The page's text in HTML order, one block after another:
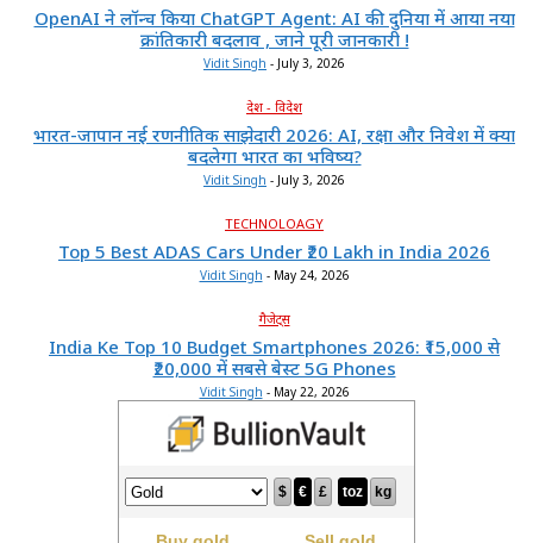
OpenAI ने लॉन्च किया ChatGPT Agent: AI की दुनिया में आया नया
क्रांतिकारी बदलाव , जाने पूरी जानकारी !
Vidit Singh - July 3, 2026
देश - विदेश
भारत-जापान नई रणनीतिक साझेदारी 2026: AI, रक्षा और निवेश में क्या
बदलेगा भारत का भविष्य?
Vidit Singh - July 3, 2026
TECHNOLOAGY
Top 5 Best ADAS Cars Under ₹20 Lakh in India 2026
Vidit Singh - May 24, 2026
गैजेट्स
India Ke Top 10 Budget Smartphones 2026: ₹15,000 से
₹20,000 में सबसे बेस्ट 5G Phones
Vidit Singh - May 22, 2026